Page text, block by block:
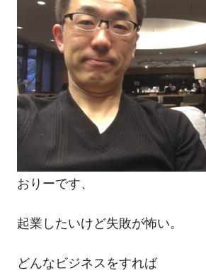
おりーです、
起業したいけど失敗が怖い。
どんなビジネスをすれば